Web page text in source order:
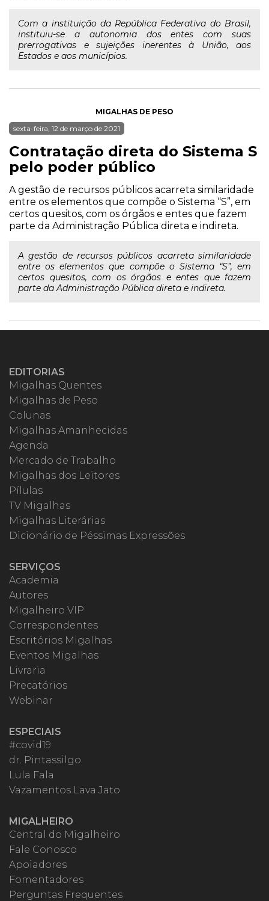
Com a instituição da República Federativa do Brasil,
instituiu-se a autonomia dos entes com suas
prerrogativas e sujeições inerentes à União, aos
Estados e aos municípios.
MIGALHAS DE PESO
sexta-feira, 12 de março de 2021
Contratação direta do Sistema S
pelo poder público
A gestão de recursos públicos acarreta similaridade
entre os elementos que compõe o Sistema “S”, em
certos quesitos, com os órgãos e entes que fazem
parte da Administração Pública direta e indireta.
A gestão de recursos públicos acarreta similaridade
entre os elementos que compõe o Sistema “S”, em
certos quesitos, com os órgãos e entes que fazem
parte da Administração Pública direta e indireta.
EDITORIAS
Migalhas Quentes
Migalhas de Peso
Colunas
Migalhas Amanhecidas
Agenda
Mercado de Trabalho
Migalhas dos Leitores
Pílulas
TV Migalhas
Migalhas Literárias
Dicionário de Péssimas Expressões
SERVIÇOS
Academia
Autores
Migalheiro VIP
Correspondentes
Escritórios Migalhas
Eventos Migalhas
Livraria
Precatórios
Webinar
ESPECIAIS
#covid19
dr. Pintassilgo
Lula Fala
Vazamentos Lava Jato
MIGALHEIRO
Central do Migalheiro
Fale Conosco
Apoiadores
Fomentadores
Perguntas Frequentes